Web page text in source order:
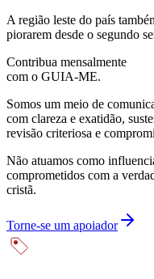
A região leste do país
piorarem desde o segundo
Contribua mensalmente
com o GUIA-ME.
Somos um meio de
com clareza e exatidão,
revisão criteriosa e
Não atuamos como
comprometidos com a
cristã.
Torne-se um apoiador